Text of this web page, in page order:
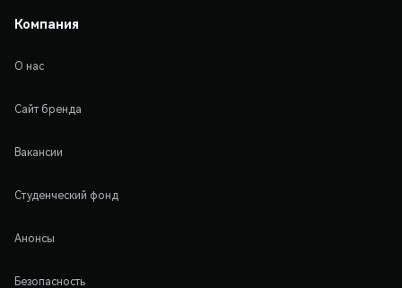
Компания
О нас
Сайт бренда
Вакансии
Студенческий фонд
Анонсы
Безопасность